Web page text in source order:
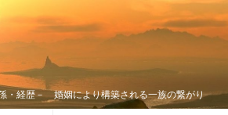
・経歴－ 婚姻により構築される一族の繋がり